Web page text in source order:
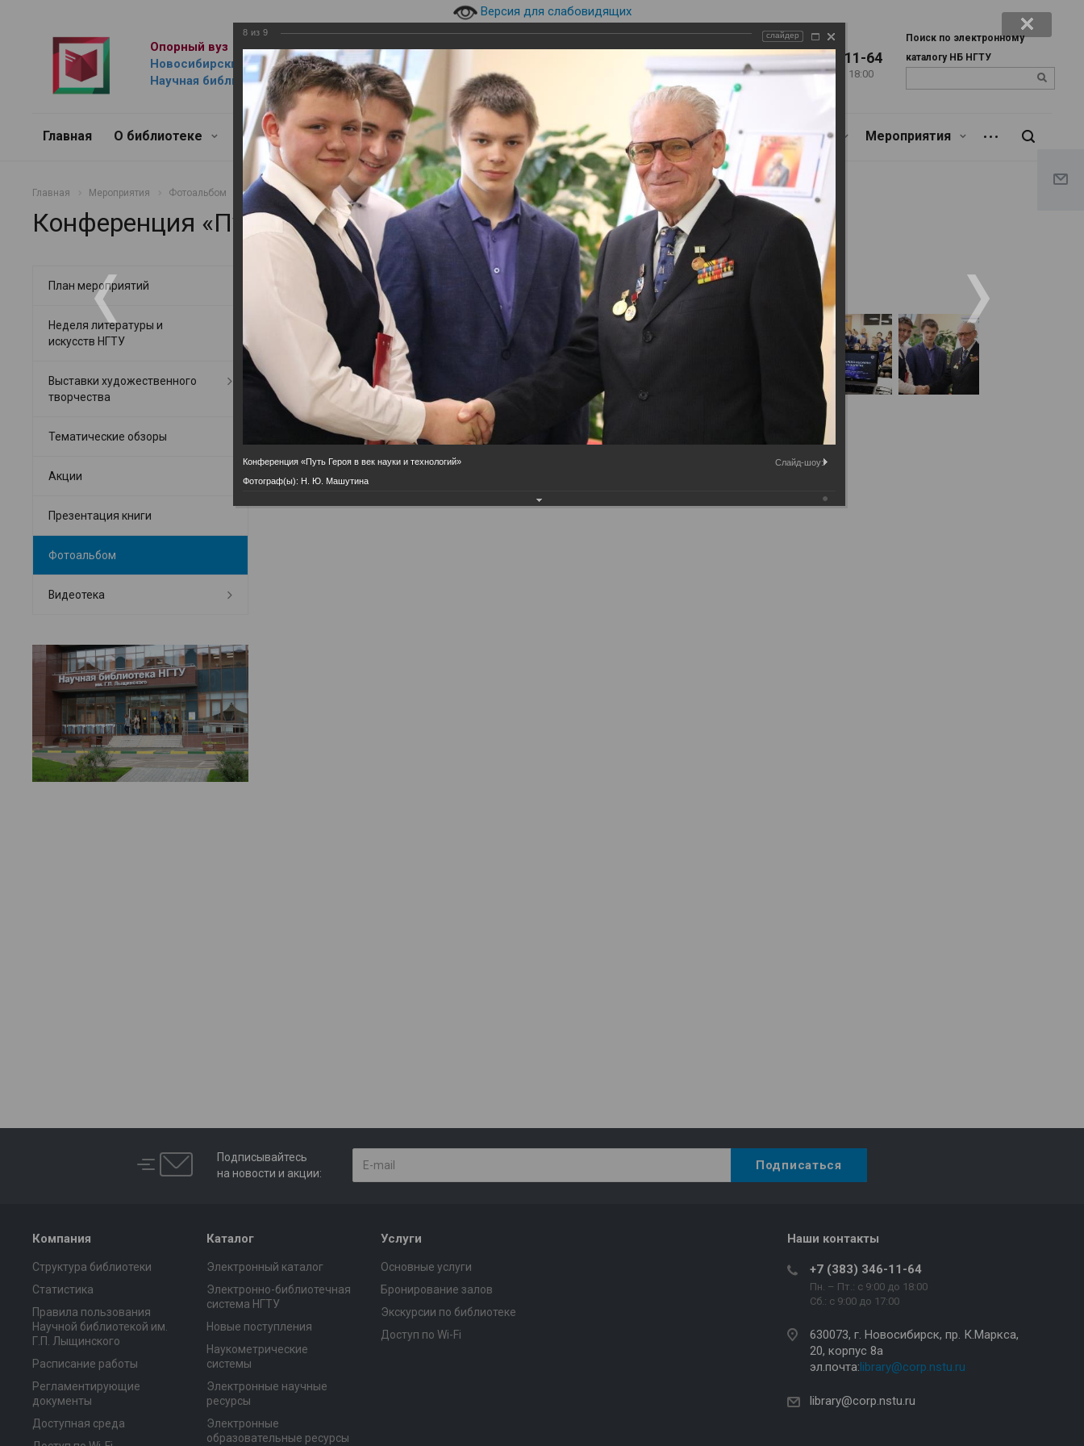
Версия для слабовидящих
Опорный вуз
Новосибирский государственный технический уни
Научная библиотека им. Г.П. Лыщинского
+7 (383) 346-11-64
Пн. – Пт.: с 9:00 до 18:00
Поиск по электронному
каталогу НБ НГТУ
630073, г. Новосибирск, пр.
library@corp.nstu.ru
Главная О библиотеке Ресурсы Услуги Навигация Студентам Преподавателям Библиотекарям Мероприятия
Главная Мероприятия Фотоальбом Просветительно-массовые мероприятия Конференция «Путь Героя в век науки и технологий»
Конференция «Путь Героя в век науки и технологий»
Конференция «Путь Героя в век науки и технологий»
19.04.2022
План мероприятий
Неделя литературы и
искусств НГТУ
Выставки художественного
творчества
Тематические обзоры
Акции
Презентация книги
Фотоальбом
Видеотека
Подписывайтесь
на новости и акции:
Компания
Структура библиотеки
Статистика
Правила пользования
Научной библиотекой им.
Г.П. Лыщинского
Расписание работы
Регламентирующие
документы
Доступная среда
Каталог
Электронный каталог
Электронно-библиотечная
система НГТУ
Новые поступления
Наукометрические
системы
Электронные научные
ресурсы
Электронные
образовательные ресурсы
Услуги
Основные услуги
Бронирование залов
Экскурсии по библиотеке
Доступ по Wi-Fi
Наши контакты
+7 (383) 346-11-64
Пн. – Пт.: с 9:00 до 18:00
Сб.: c 9:00 до 17:00
630073, г. Новосибирск, пр. К.Маркса,
20, корпус 8а
эл.почта:library@corp.nstu.ru
library@corp.nstu.ru
8 из 9 слайдер
Конференция «Путь Героя в век науки и технологий»
Фотограф(ы): Н. Ю. Машутина
Слайд-шоу: